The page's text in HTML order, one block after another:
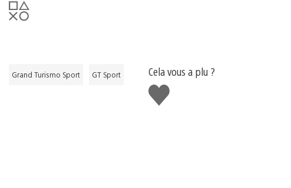
Grand Turismo Sport GT Sport
Cela vous a plu ?
J'aime